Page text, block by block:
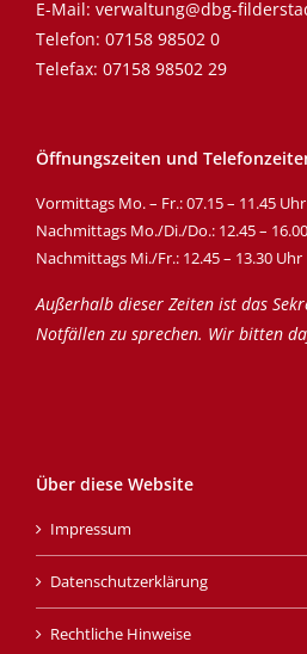
E-Mail: verwaltung@dbg-
Telefon: 07158 98502 0
Telefax: 07158 98502 29
Öffnungszeiten und
Vormittags Mo. – Fr.: 07.15 – 11.45 Uhr
Nachmittags Mo./Di./Do.: 12.45 –
Nachmittags Mi./Fr.: 12.45 – 13.30 Uhr
Außerhalb dieser Zeiten ist das
Notfällen zu sprechen. Wir bitten
Über diese Website
Impressum
Datenschutzerklärung
Rechtliche Hinweise